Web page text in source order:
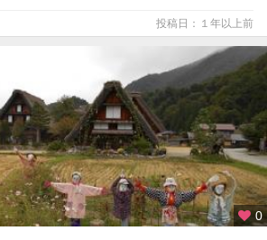
投稿日：１年以上前
0